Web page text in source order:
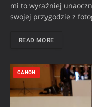
mi to wyraźniej
swojej przygodzie z
READ MORE
CANON